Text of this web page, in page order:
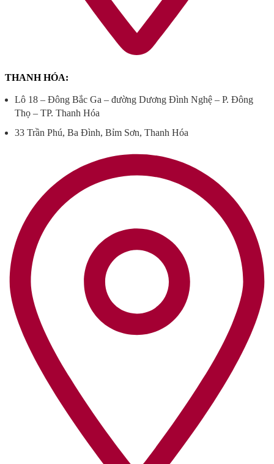
THANH HÓA:
Lô 18 – Đông Bắc Ga – đường Dương Đình Nghệ – P. Đông
Thọ – TP. Thanh Hóa
33 Trần Phú, Ba Đình, Bỉm Sơn, Thanh Hóa